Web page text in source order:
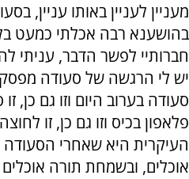
מעניין לעניין באותו עניין,
בהושענא רבה אכלתי כמעט
חברותיי לפשר הדבר, עניתי
יש לי הרגשה של סעודה
סעודה בערוב היום וזו גם כן,
פלאפון בכיס וזו גם כן, זו
העיקרית היא שאחרי
אוכלים, ובשמחת תורה